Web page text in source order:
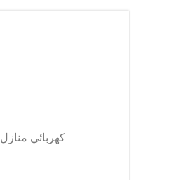
كهربائي منازل